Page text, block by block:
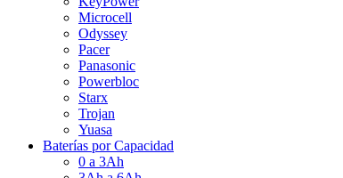
Microcell
Odyssey
Pacer
Panasonic
Powerbloc
Starx
Trojan
Yuasa
Baterías por Capacidad
0 a 3Ah